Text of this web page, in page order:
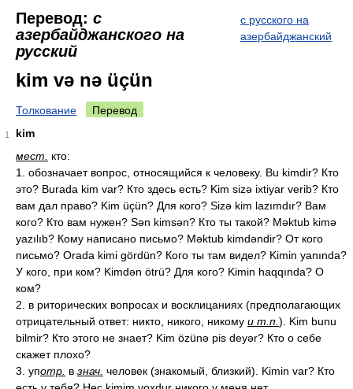
Перевод: с
азербайджанского на
русский
с русского на
азербайджанский
kim və nə üçün
Толкование Перевод
1
kim
мест.
кто:
1. обозначает вопрос, относящийся к человеку. Bu kimdir? Кто
это? Burada kim var? Кто здесь есть? Kim sizə ixtiyar verib? Кто
вам дал право? Kim üçün? Для кого? Sizə kim lazımdır? Вам
кого? Кто вам нужен? Sən kimsən? Кто ты такой? Məktub kimə
yazılıb? Кому написано письмо? Məktub kimdəndir? От кого
письмо? Orada kimi gördün? Кого ты там видел? Kimin yanında?
У кого, при ком? Kimdən ötrü? Для кого? Kimin haqqında? О
ком?
2. в риторических вопросах и восклицаниях (предполагающих
отрицательный ответ: никто, никого, никому и т.п. ). Kim bunu
bilmir? Кто этого не знает? Kim özünə pis deyər? Кто о себе
скажет плохо?
3. употр. в знач. человек (знакомый, близкий). Kimin var? Кто